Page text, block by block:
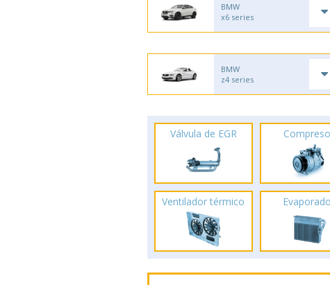
BMW
x6 series
BMW
z4 series
Válvula de EGR
Ventilador térmico